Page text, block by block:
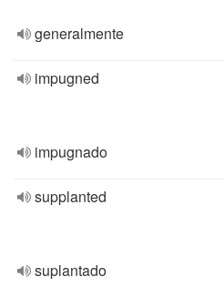
generalmente
impugned
impugnado
supplanted
suplantado